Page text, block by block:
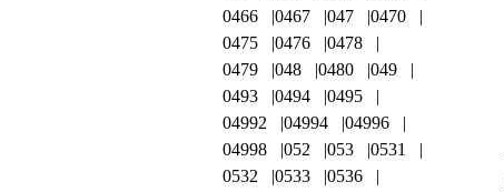
0466
0467 047
0470
0475
0476
0478
0479
048 0480
049
0493
0494
0495
04992
04994
04996
04998
052 053
0531
0532
0533
0536